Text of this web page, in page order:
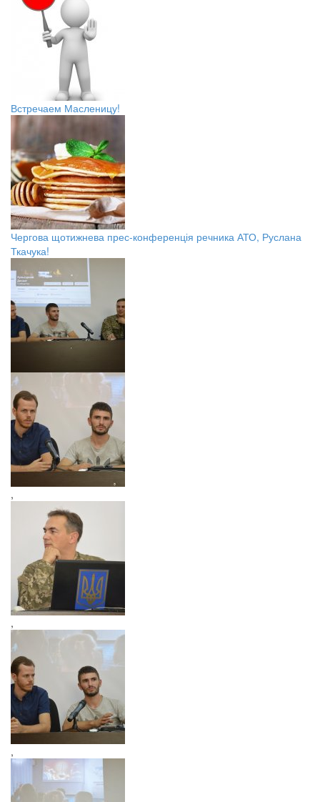
Встречаем Масленицу!
Чергова щотижнева прес-конференція речника АТО, Руслана
Ткачука!
,
,
,